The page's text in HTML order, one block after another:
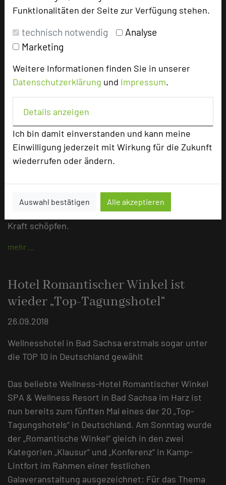
Funktionalitäten der Seite zur Verfügung stehen.
technisch notwendig
Analyse
Marketing
Weitere Informationen finden Sie in unserer
Datenschutzerklärung und Impressum.
Details anzeigen
Ich bin damit einverstanden und kann meine
Einwilligung jederzeit mit Wirkung für die Zukunft
wiederrufen oder ändern.
Auswahl bestätigen Alle akzeptieren
sprießen
15.02.2022
lachende Gesichter und heilklimatische Luft.
Natur lässt Ideen sprießen!
17.08.2021
Unsere Umgebung und der hohe Anspruch an
Entschleunigung durch das Team, lädt förmlich dazu
ein: Raus aus dem Alltag; Rein in Energietanken und
Kraft schöpfen.
mehr …
Hotel Romantischer Winkel ist
wieder „Top-Tagungshotel“
26.09.2018
Wellnesshotel in Bad Sachsa erstmals sogar unter
die TOP 10 in Deutschland gewählt
Das beliebte Wellness-Hotel Romantischer Winkel
SPA & Wellness Resort in Bad Sachsa im Harz ist
nun bereits zum fünften Mal eines der 20 „Top-
Tagungshotels“ in Deutschland. Am Sonntag wurde
der „Romantische Winkel“ gleich in den zwei
Kategorien „Klausur“ und „Konferenz“ in Kamp-
Lintfort im Rahmen einer festlichen
Galaveranstaltung ausgezeichnet: Für das Thema